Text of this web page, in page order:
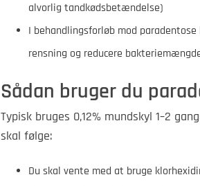
alvorlig tandkødsbetændelse)
I behandlingsforløb mod
rensning og reducere
Sådan bruger du
Typisk bruges 0,12% mundskyl 1–2
skal følge:
Du skal vente med at bruge